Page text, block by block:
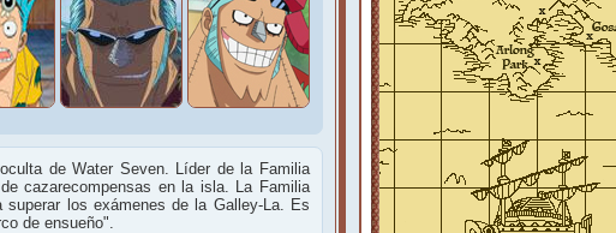
de Water Seven. Líder de la Familia
cazarecompensas en la isla. La Familia
los exámenes de la Galley-La. Es
de ensueño".